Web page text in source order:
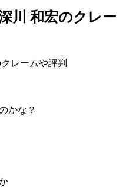
川 和宏のクレー
レームや評判
かな？